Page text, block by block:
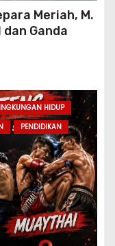
Meriah, M.
Ganda
HIDUP
PENDIDIKAN